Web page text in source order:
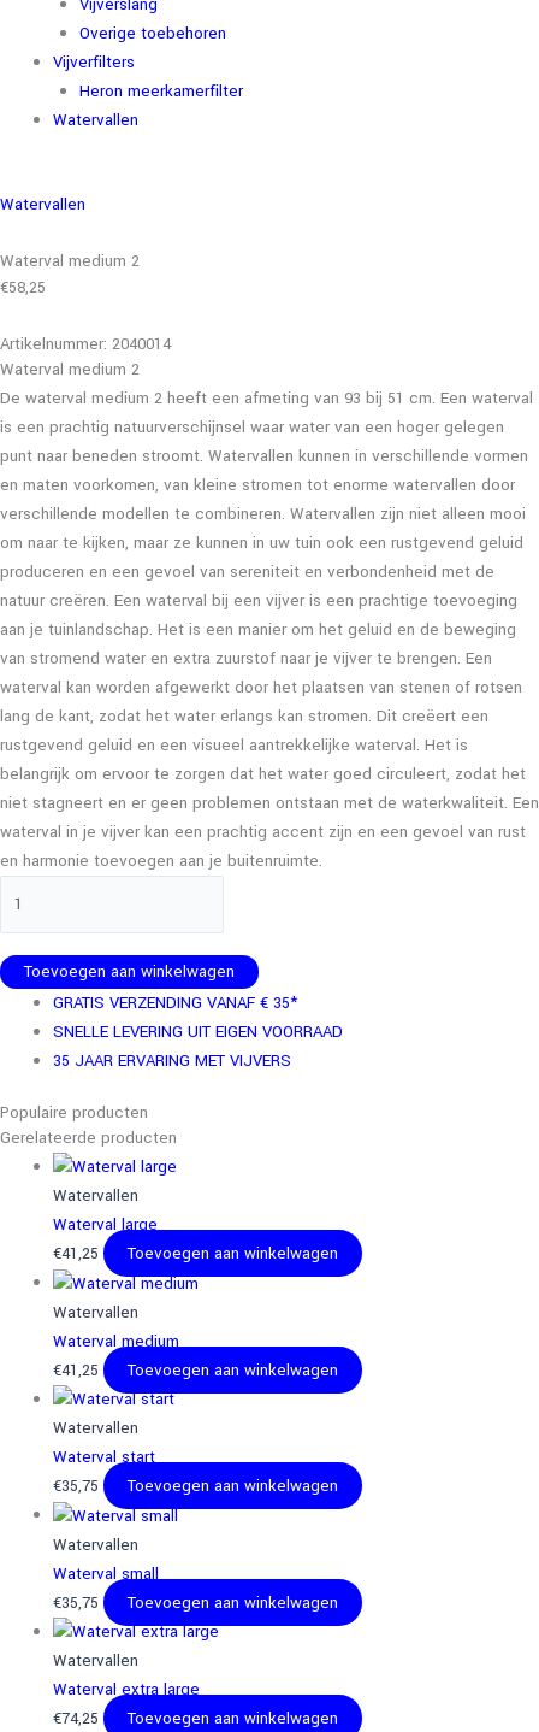
Overige toebehoren
Vijverfilters
Heron meerkamerfilter
Watervallen
Watervallen
Waterval medium 2
€58,25
Artikelnummer: 2040014
Waterval medium 2
De waterval medium 2 heeft een afmeting van 93 bij 51 cm. Een waterval
is een prachtig natuurverschijnsel waar water van een hoger gelegen
punt naar beneden stroomt. Watervallen kunnen in verschillende vormen
en maten voorkomen, van kleine stromen tot enorme watervallen door
verschillende modellen te combineren. Watervallen zijn niet alleen mooi
om naar te kijken, maar ze kunnen in uw tuin ook een rustgevend geluid
produceren en een gevoel van sereniteit en verbondenheid met de
natuur creëren. Een waterval bij een vijver is een prachtige toevoeging
aan je tuinlandschap. Het is een manier om het geluid en de beweging
van stromend water en extra zuurstof naar je vijver te brengen. Een
waterval kan worden afgewerkt door het plaatsen van stenen of rotsen
lang de kant, zodat het water erlangs kan stromen. Dit creëert een
rustgevend geluid en een visueel aantrekkelijke waterval. Het is
belangrijk om ervoor te zorgen dat het water goed circuleert, zodat het
niet stagneert en er geen problemen ontstaan met de waterkwaliteit. Een
waterval in je vijver kan een prachtig accent zijn en een gevoel van rust
en harmonie toevoegen aan je buitenruimte.
Toevoegen aan winkelwagen
GRATIS VERZENDING VANAF € 35*
SNELLE LEVERING UIT EIGEN VOORRAAD
35 JAAR ERVARING MET VIJVERS
Populaire producten
Gerelateerde producten
Watervallen
Waterval large
€41,25 Toevoegen aan winkelwagen
Watervallen
Waterval medium
€41,25 Toevoegen aan winkelwagen
Watervallen
Waterval start
€35,75 Toevoegen aan winkelwagen
Watervallen
Waterval small
€35,75 Toevoegen aan winkelwagen
Watervallen
Waterval extra large
€74,25 Toevoegen aan winkelwagen